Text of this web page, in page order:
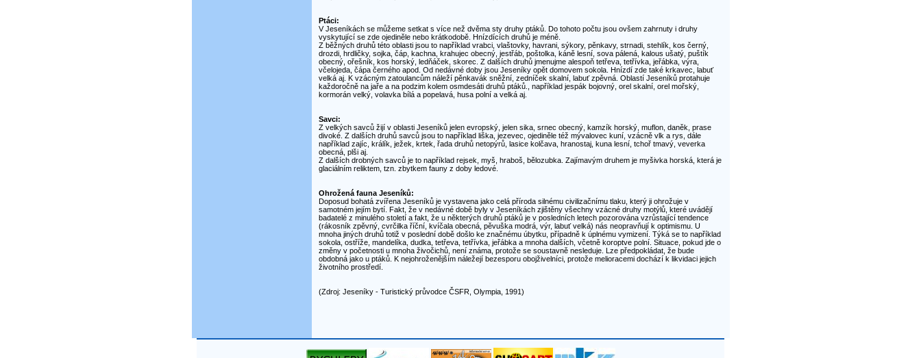
Ptáci:
V Jeseníkách se můžeme setkat s více než dvěma sty druhy ptáků. Do tohoto počtu jsou ovšem zahrnuty i druhy
vyskytující se zde ojediněle nebo krátkodobě. Hnízdících druhů je méně.
Z běžných druhů této oblasti jsou to například vrabci, vlaštovky, havrani, sýkory, pěnkavy, strnadi, stehlík, kos černý,
drozdi, hrdličky, sojka, čáp, kachna, krahujec obecný, jestřáb, poštolka, káně lesní, sova pálená, kalous ušatý, puštík
obecný, ořešník, kos horský, ledňáček, skorec. Z dalších druhů jmenujme alespoň tetřeva, tetřívka, jeřábka, výra,
včelojeda, čápa černého apod. Od nedávné doby jsou Jeseníky opět domovem sokola. Hnízdí zde také krkavec, labuť
velká aj. K vzácným zatoulancům náleží pěnkavák sněžní, zedníček skalní, labuť zpěvná. Oblastí Jeseníků protahuje
každoročně na jaře a na podzim kolem osmdesáti druhů ptáků., například jespák bojovný, orel skalní, orel mořský,
kormorán velký, volavka bílá a popelavá, husa polní a velká aj.
Savci:
Z velkých savců žijí v oblasti Jeseníků jelen evropský, jelen sika, srnec obecný, kamzík horský, muflon, daněk, prase
divoké. Z dalších druhů savců jsou to například liška, jezevec, ojediněle též mývalovec kuní, vzácně vlk a rys, dále
například zajíc, králík, ježek, krtek, řada druhů netopýrů, lasice kolčava, hranostaj, kuna lesní, tchoř tmavý, veverka
obecná, plši aj.
Z dalších drobných savců je to například rejsek, myš, hraboš, bělozubka. Zajímavým druhem je myšivka horská, která je
glaciálním reliktem, tzn. zbytkem fauny z doby ledové.
Ohrožená fauna Jeseníků:
Doposud bohatá zvířena Jeseníků je vystavena jako celá příroda silnému civilizačnímu tlaku, který ji ohrožuje v
samotném jejím bytí. Fakt, že v nedávné době byly v Jeseníkách zjištěny všechny vzácné druhy motýlů, které uvádějí
badatelé z minulého století a fakt, že u některých druhů ptáků je v posledních letech pozorována vzrůstající tendence
(rákosník zpěvný, cvrčilka říční, kvíčala obecná, pěvuška modrá, výr, labuť velká) nás neopravňují k optimismu. U
mnoha jiných druhů totiž v poslední době došlo ke značnému úbytku, případně k úplnému vymizení. Týká se to například
sokola, ostříže, mandelíka, dudka, tetřeva, tetřívka, jeřábka a mnoha dalších, včetně koroptve polní. Situace, pokud jde o
změny v početnosti u mnoha živočichů, není známa, protože se soustavně nesleduje. Lze předpokládat, že bude
obdobná jako u ptáků. K nejohroženějším náležejí bezesporu obojživelníci, protože melioracemi dochází k likvidaci jejich
životního prostředí.
(Zdroj: Jeseníky - Turistický průvodce ČSFR, Olympia, 1991)